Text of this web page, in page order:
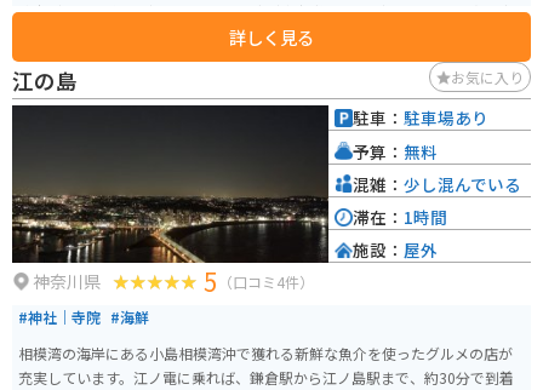
勝寺（千葉県成田市）、髙尾山薬王院（東京都八王子市）とともに、真言宗
らしく、名物のくず餅など、お土産店も多数あります。近くの唐揚げ専門店も
美味しいです。すぐ近くの大師公園は大きくて自然豊かで遊具も多数ある人
気の公園で、公園内には瀋秀園もあります。
詳しく見る
江の島 お気に入り
神奈川県 5 （口コミ4件）
#神社｜寺院 #海鮮
相模湾の海岸にある小島相模湾沖で獲れる新鮮な魚介を使ったグルメの店が
充実しています。江ノ電に乗れば、鎌倉駅から江ノ島駅まで、約30分で到着
駐車： 駐車場あり
予算： 無料
混雑： 少し混んでいる
滞在： 1時間
施設： 屋外